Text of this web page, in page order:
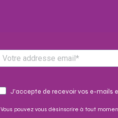
J'accepte de recevoir vos e-mails
Vous pouvez vous désinscrire à tout